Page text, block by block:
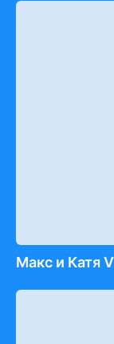
Макс и Катя